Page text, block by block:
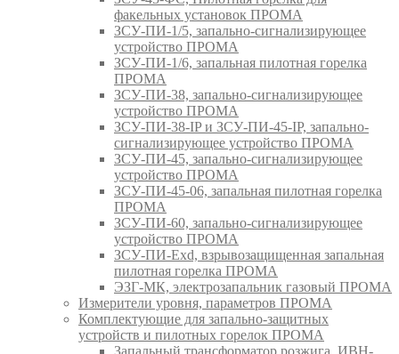
факельных установок ПРОМА
ЗСУ-ПИ-1/5, запально-сигнализирующее
устройство ПРОМА
ЗСУ-ПИ-1/6, запальная пилотная горелка
ПРОМА
ЗСУ-ПИ-38, запально-сигнализирующее
устройство ПРОМА
ЗСУ-ПИ-38-IP и ЗСУ-ПИ-45-IP, запально-
сигнализирующее устройство ПРОМА
ЗСУ-ПИ-45, запально-сигнализирующее
устройство ПРОМА
ЗСУ-ПИ-45-06, запальная пилотная горелка
ПРОМА
ЗСУ-ПИ-60, запально-сигнализирующее
устройство ПРОМА
ЗСУ-ПИ-Exd, взрывозащищенная запальная
пилотная горелка ПРОМА
ЭЗГ-МК, электрозапальник газовый ПРОМА
Измерители уровня, параметров ПРОМА
Комплектующие для запально-защитных
устройств и пилотных горелок ПРОМА
Запальный трансформатор розжига, ИВН-